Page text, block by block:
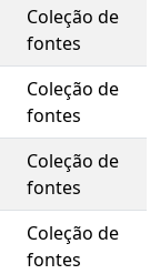
Coleção de
fontes
Coleção de
fontes
Coleção de
fontes
Coleção de
fontes